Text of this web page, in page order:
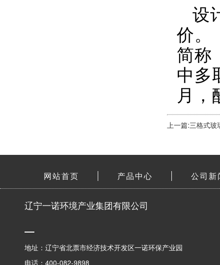
设
价。
简称
中多
月，
上一篇:三格式
网站首页 产品中心 公司新
辽宁一诺环境产业集团有限公司
地址：辽宁省北票市经济技术开发区一诺环保产业园
电话：400-082-9898